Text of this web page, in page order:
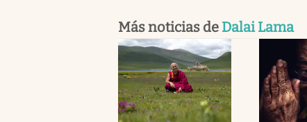
Más noticias de Dalai Lama